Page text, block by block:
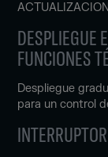
DESPLIEGUE
FUNCIONES
Despliegue
para un control